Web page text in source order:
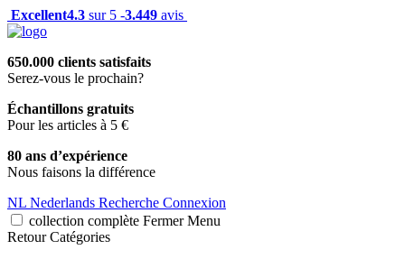
Excellent4.3 sur 5 -3.449 avis
650.000 clients satisfaits
Serez-vous le prochain?
Échantillons gratuits
Pour les articles à 5 €
80 ans d’expérience
Nous faisons la différence
NL Nederlands Recherche Connexion
collection complète Fermer Menu
Retour Catégories